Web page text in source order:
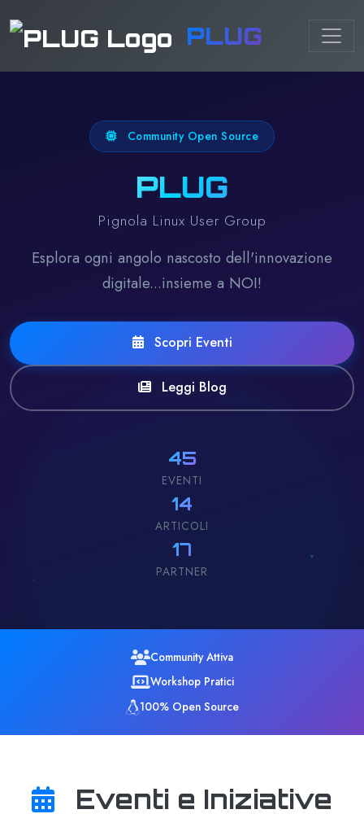
PLUG
Community Open Source
PLUG
Pignola Linux User Group
Esplora ogni angolo nascosto dell'innovazione
digitale...insieme a NOI!
Scopri Eventi
Leggi Blog
45
EVENTI
14
ARTICOLI
17
PARTNER
Community Attiva
Workshop Pratici
100% Open Source
Eventi e Iniziative